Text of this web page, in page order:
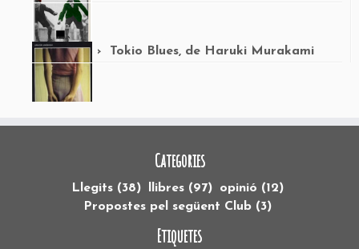
Tokio Blues, de Haruki Murakami
Categories
Llegits (38) llibres (97) opinió (12)
Propostes pel següent Club (3)
Etiquetes